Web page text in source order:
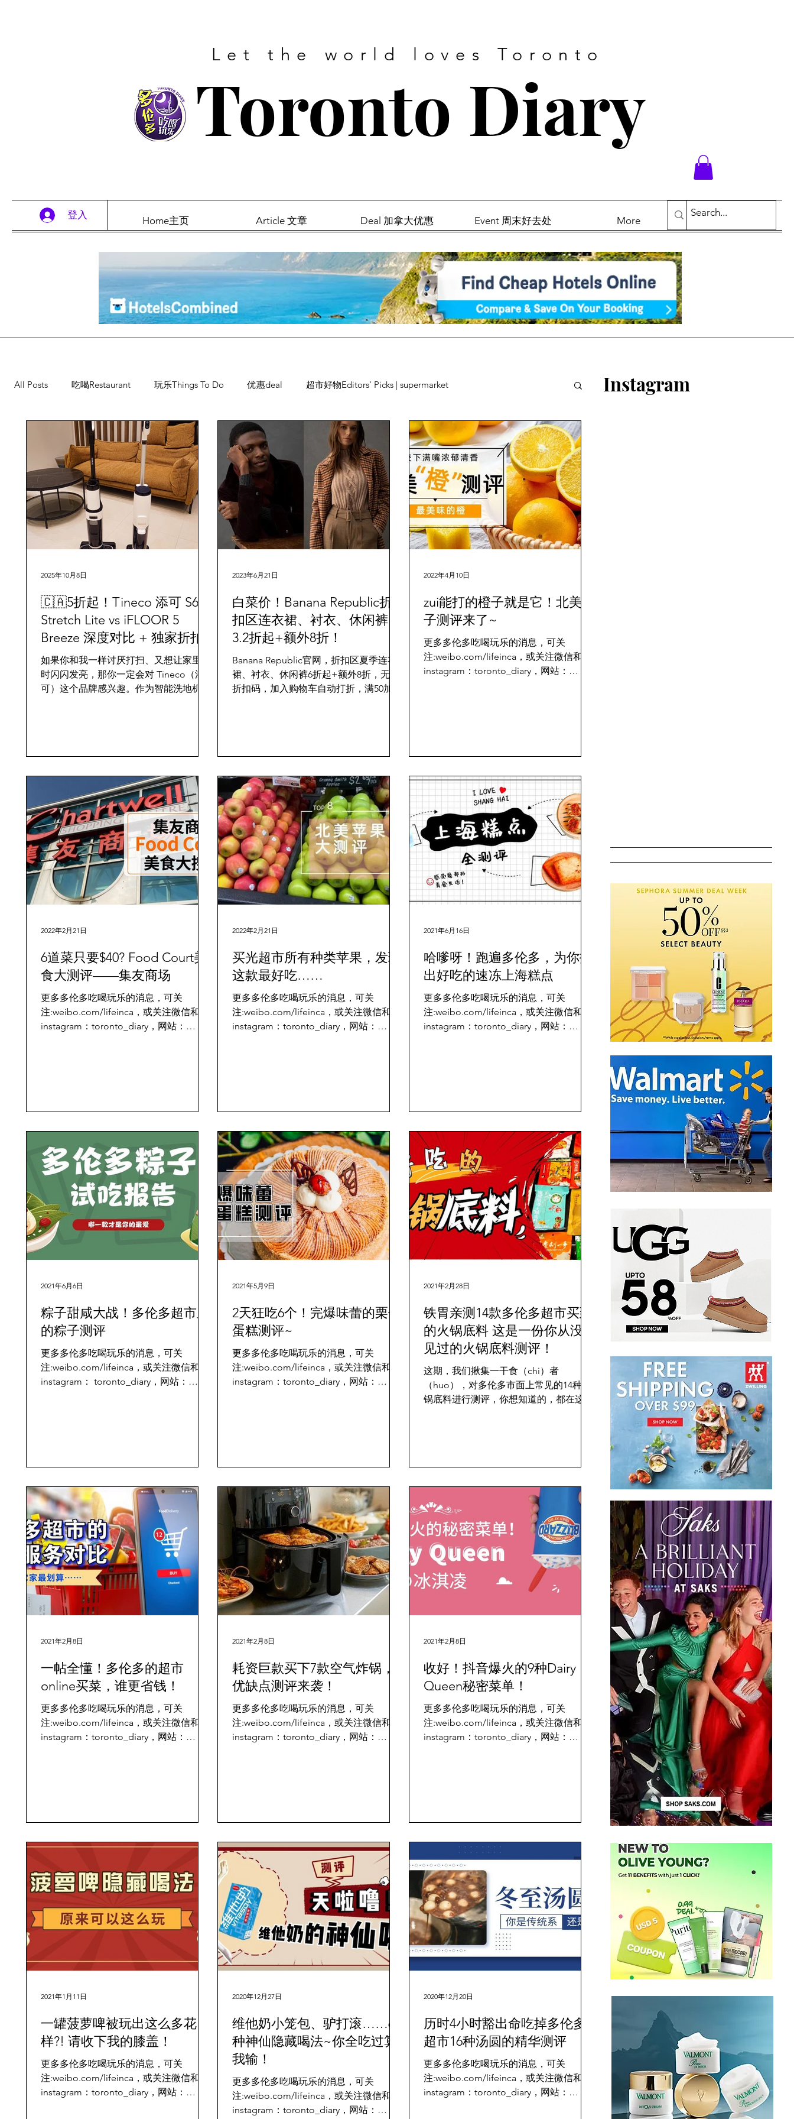
Let the world loves Toronto
Toronto Diary
登入 Home主页 Article 文章 Deal 加拿大优惠 Event 周末好去处 More
All Posts 吃喝Restaurant 玩乐Things To Do 优惠deal 超市好物Editors' Picks | supermarket
餐厅优惠Restaurant's Deals 潮流others Family Fun 旅游Travel 测评 广告
🇨🇦5折起！Tineco 添可 S6
Stretch Lite vs iFLOOR 5
Breeze 深度对比 + 独家折扣
如果你和我一样讨厌打扫、又想让家里随
时闪闪发亮，那你一定会对 Tineco（添
可）这个品牌感兴趣。作为智能洗地机的
品对比 + 独家限时折扣码 ，让你轻松入
手懒人清洁神器 ✨ 来自IG：
https://www.instagram.com/reel/DPhvZu
OjW1i/ 智能清洁新革命：什么是Tineco
洗地机？ Tineco（添可）是近几年非常
受欢迎的智能家电品牌，以“吸拖一体”的
设计让清洁变得更轻松、更智能。添可的
产品线包括智能吸尘器、无线洗地机、智
能清洁系统等，它们的洗地机不仅能 同
时吸尘、拖地、自动清洗滚刷 ，甚至还
能感应污渍、自动调节吸力。一句话——
家有小孩？地上乱糟糟？ 浴室积水、毛
无论木地板、瓷砖、大理石，两款机型都
能做到——一拖即净 S6 Stretch Li
2025年10月8日
白菜价！Banana Republic折
扣区连衣裙、衬衣、休闲裤
3.2折起+额外8折！
Banana Republic官网，折扣区夏季连衣
裙、衬衣、休闲裤6折起+额外8折，无需
折扣码，加入购物车自动打折，满50加元
2023年6月21日
zui能打的橙子就是它！北美橙
子测评来了~
更多多伦多吃喝玩乐的消息，可关
注:weibo.com/lifeinca，或关注微信和
instagram：toronto_diary，网站：
2022年4月10日
6道菜只要$40? Food Court美
食大测评——集友商场
更多多伦多吃喝玩乐的消息，可关
注:weibo.com/lifeinca，或关注微信和
instagram：toronto_diary，网站：
2022年2月21日
买光超市所有种类苹果，发现
这款最好吃……
更多多伦多吃喝玩乐的消息，可关
注:weibo.com/lifeinca，或关注微信和
instagram：toronto_diary，网站：
2022年2月21日
哈嗲呀！跑遍多伦多，为你找
出好吃的速冻上海糕点
更多多伦多吃喝玩乐的消息，可关
注:weibo.com/lifeinca，或关注微信和
instagram：toronto_diary，网站：
2021年6月16日
粽子甜咸大战！多伦多超市里
的粽子测评
更多多伦多吃喝玩乐的消息，可关
注:weibo.com/lifeinca，或关注微信和
instagram： toronto_diary，网站：
2021年6月6日
2天狂吃6个！完爆味蕾的栗子
蛋糕测评~
更多多伦多吃喝玩乐的消息，可关
注:weibo.com/lifeinca，或关注微信和
instagram：toronto_diary，网站：
2021年5月9日
铁胃亲测14款多伦多超市买到
的火锅底料 这是一份你从没
见过的火锅底料测评！
这期，我们揪集一干食（chi）者
（huo），对多伦多市面上常见的14种火
锅底料进行测评，你想知道的，都在这里
2021年2月28日
一帖全懂！多伦多的超市
online买菜，谁更省钱！
更多多伦多吃喝玩乐的消息，可关
注:weibo.com/lifeinca，或关注微信和
instagram：toronto_diary，网站：
2021年2月8日
耗资巨款买下7款空气炸锅，
优缺点测评来袭！
更多多伦多吃喝玩乐的消息，可关
注:weibo.com/lifeinca，或关注微信和
instagram：toronto_diary，网站：
2021年2月8日
收好！抖音爆火的9种Dairy
Queen秘密菜单！
更多多伦多吃喝玩乐的消息，可关
注:weibo.com/lifeinca，或关注微信和
instagram：toronto_diary，网站：
2021年2月8日
一罐菠萝啤被玩出这么多花
样?! 请收下我的膝盖！
更多多伦多吃喝玩乐的消息，可关
注:weibo.com/lifeinca，或关注微信和
instagram：toronto_diary，网站：
2021年1月11日
维他奶小笼包、驴打滚……6
种神仙隐藏喝法~你全吃过算
我输！
更多多伦多吃喝玩乐的消息，可关
注:weibo.com/lifeinca，或关注微信和
instagram：toronto_diary，网站：
2020年12月27日
历时4小时豁出命吃掉多伦多
超市16种汤圆的精华测评
更多多伦多吃喝玩乐的消息，可关
注:weibo.com/lifeinca，或关注微信和
instagram：toronto_diary，网站：
2020年12月20日
Instagram